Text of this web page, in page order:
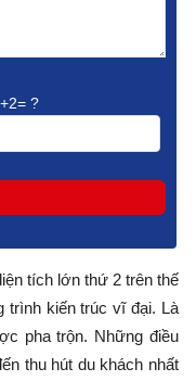
?
tích lớn thứ 2 trên thế
trình kiến trúc vĩ đại. Là
pha trộn. Những điều
thu hút du khách nhất